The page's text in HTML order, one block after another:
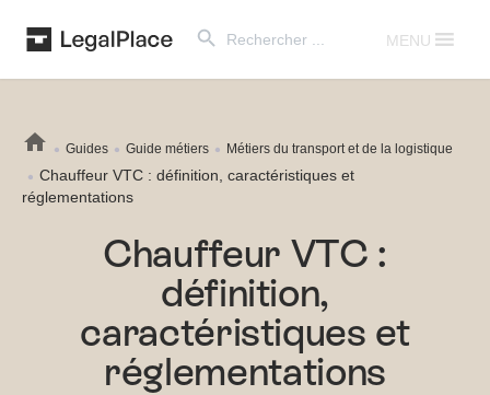
for:
MENU
Guides Guide métiers Métiers du transport et de la logistique
Chauffeur VTC : définition, caractéristiques et
réglementations
Chauffeur VTC :
définition,
caractéristiques et
réglementations